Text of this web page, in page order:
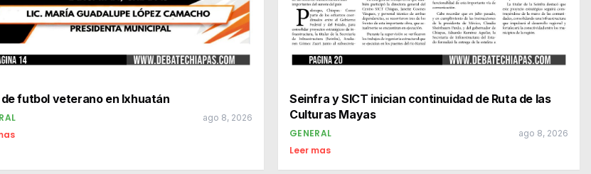
de futbol veterano en Ixhuatán
ago 8, 2026
Seinfra y SICT inician continuidad de Ruta de las
Culturas Mayas
GENERAL ago 8, 2026
Leer mas